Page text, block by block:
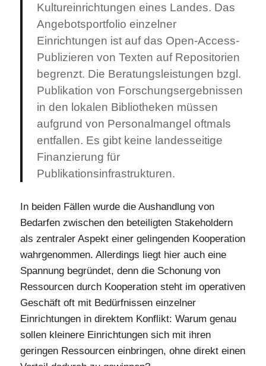
Kultureinrichtungen eines Landes. Das
Angebotsportfolio einzelner
Einrichtungen ist auf das Open-Access-
Publizieren von Texten auf Repositorien
begrenzt. Die Beratungsleistungen bzgl.
Publikation von Forschungsergebnissen
in den lokalen Bibliotheken müssen
aufgrund von Personalmangel oftmals
entfallen. Es gibt keine landesseitige
Finanzierung für
Publikationsinfrastrukturen.
In beiden Fällen wurde die Aushandlung von
Bedarfen zwischen den beteiligten Stakeholdern
als zentraler Aspekt einer gelingenden Kooperation
wahrgenommen. Allerdings liegt hier auch eine
Spannung begründet, denn die Schonung von
Ressourcen durch Kooperation steht im operativen
Geschäft oft mit Bedürfnissen einzelner
Einrichtungen in direktem Konflikt: Warum genau
sollen kleinere Einrichtungen sich mit ihren
geringen Ressourcen einbringen, ohne direkt einen